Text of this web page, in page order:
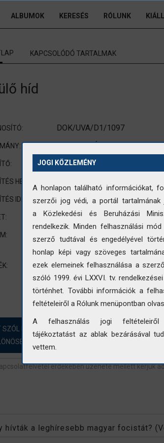
ALBUMOK KERESÉS RÓLUNK
KAPCSOLÓDÓ TARTALMAK
híd
DOK/UVA/D1/1097
UVATERV (Út-, Vasúttervező
nincs adat
HELYE:
IDEJE: nincs adat
54x54mm
Infrastruktúra-fejlesztés
Építkezés
infrastruktúra fejlesztése
vasbeton vázszerkezet
munkafolyamat
SZÓL HOZZÁ?! ÖRÖMMEL FOGADJUK A
AZOKBAN AZ ESETEKBEN, AHOL „NINCS
hívták a leghíresebb magyar focistát?
JOGI KÖZLEMÉNY
A honlapon található információkat,
szerzői jog védi, a portál tartalmának
a Közlekedési és Beruházási
rendelkezik. Minden felhasználási
szerző tudtával és engedélyével
honlap képi vagy szöveges
ezek elemeinek felhasználása a
szóló 1999. évi LXXVI. tv.
történhet. További információk a
feltételeiről a Rólunk menüpontban
A felhasználás jogi
tájékoztatást az ablak bezárásával
vettem.